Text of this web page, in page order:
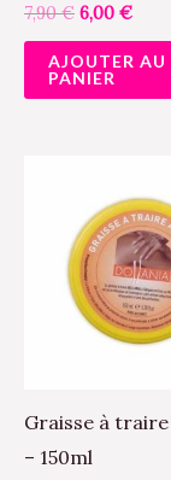
7,90€ 6,00 €
AJOUTER AU
PANIER
Graisse à traire
– 150ml